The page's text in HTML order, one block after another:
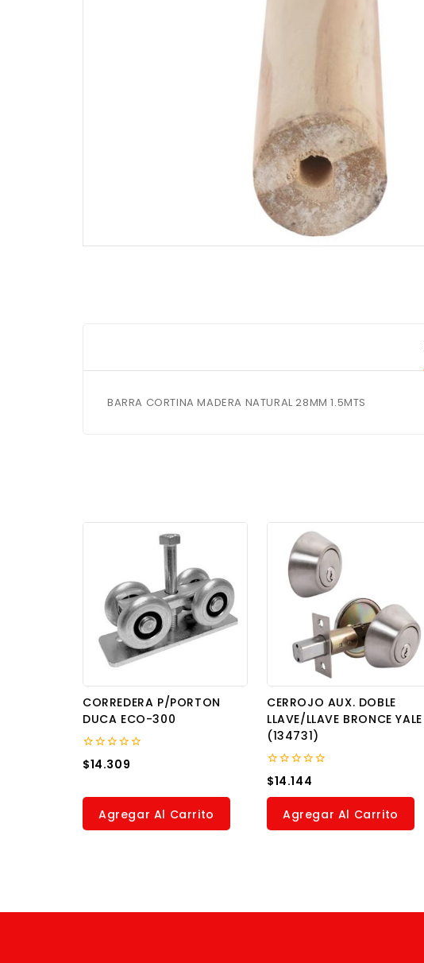
BARRA CORTINA MADERA NATURAL 28MM 1.5MTS
CORREDERA P/PORTON
DUCA ECO-300
0
out
$14.309
Agregar Al Carrito
CERROJO AUX. DOBLE
LLAVE/LLAVE BRONCE YALE
(134731)
0
out
of
$14.144
Agregar Al Carrito